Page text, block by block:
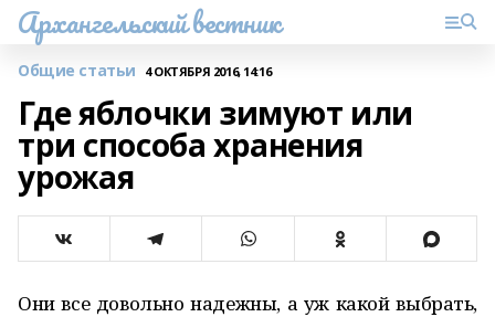
Архангельский вестник
Общие статьи 4 ОКТЯБРЯ 2016, 14:16
Где яблочки зимуют или
три способа хранения
урожая
Они все довольно надежны, а уж какой выбрать,